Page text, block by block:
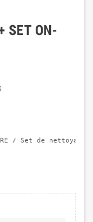
SET ON-
/ Set de